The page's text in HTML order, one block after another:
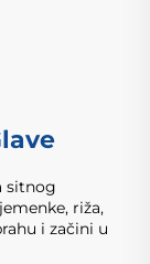
sitnog
riža,
i začini u